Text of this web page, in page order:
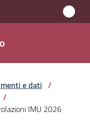
e dati /
/
IMU 2026